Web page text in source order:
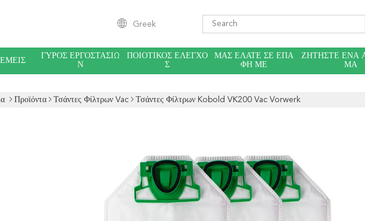
Greek
ΓΎΡΟΣ ΕΡΓΟΣΤΑΣΊΩ
Ν
ΠΟΙΟΤΙΚΌΣ ΈΛΕΓΧΟ
Σ
ΜΑΣ ΕΛΆΤΕ ΣΕ ΕΠΑ
ΦΉ ΜΕ
ΖΗΤΉΣΤΕ ΈΝΑ
ΜΑ
Προϊόντα Τσάντες Φίλτρων Vac Τσάντες Φίλτρων Kobold VK200 Vac Vorwerk